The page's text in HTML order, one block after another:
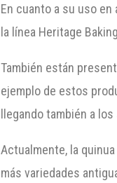
En cuanto a su uso
la línea Heritage
También están
ejemplo de estos
llegando también a
Actualmente, la
más variedades